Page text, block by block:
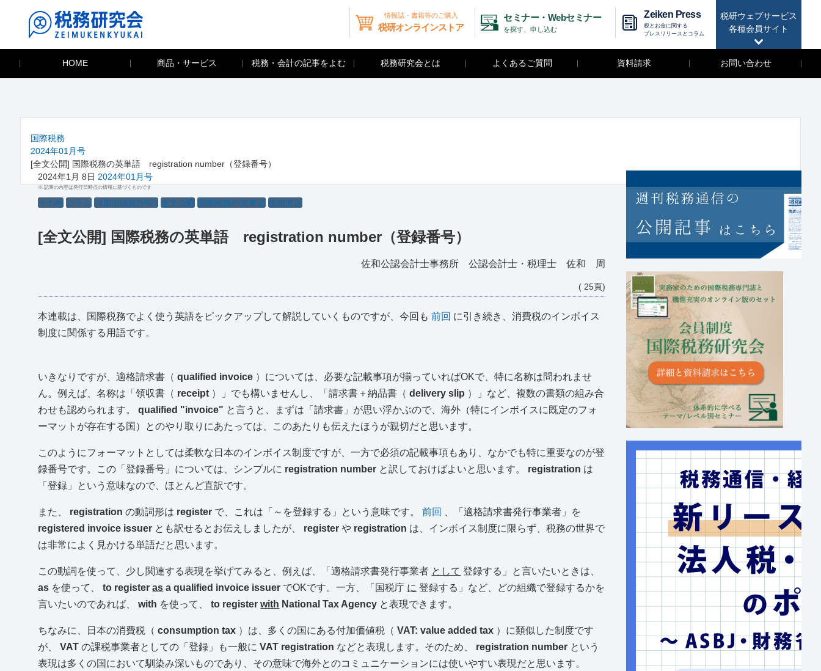
税研ウェブサービス
各種会員サイト
情報誌・書籍等のご購入
税研オンラインストア
セミナー・Webセミナー
を探す、申し込む
Zeiken Press
税とお金に関する
プレスリリースとコラム
HOME 商品・サービス 税務・会計の記事をよむ 税務研究会とは よくあるご質問 資料請求 お問い合わせ
国際税務
2024年01月号
[全文公開] 国際税務の英単語 registration number（登録番号）
2024年1月 8日 2024年01月号
※ 記事の内容は発行日時点の情報に基づくものです
その他 コラム 付加価値税(VAT) 全文公開 国際税務の英単語 税制改正
[全文公開] 国際税務の英単語 registration number（登録番号）
佐和公認会計士事務所 公認会計士・税理士 佐和 周
( 25頁)
本連載は、国際税務でよく使う英語をピックアップして解説していくものですが、今回も前回 に引き続き、消費税のインボイス
制度に関係する用語です。
いきなりですが、適格請求書（qualified invoice ）については、必要な記載事項が揃っていればOKで、特に名称は問われませ
ん。例えば、名称は「領収書（ receipt ）」でも構いませんし、「請求書＋納品書（delivery slip ）」など、複数の書類の組み合
わせも認められます。qualified "invoice" と言うと、まずは「請求書」が思い浮かぶので、海外（特にインボイスに既定のフォ
ーマットが存在する国）とのやり取りにあたっては、このあたりも伝えたほうが親切だと思います。
このようにフォーマットとしては柔軟な日本のインボイス制度ですが、一方で必須の記載事項もあり、なかでも特に重要なのが登
録番号です。この「登録番号」については、シンプルに registration number と訳しておけばよいと思います。 registration は
「登録」という意味なので、ほとんど直訳です。
また、 registration の動詞形は register で、これは「～を登録する」という意味です。前回
、「適格請求書発行事業者」を
registered invoice issuer とも訳せるとお伝えしましたが、 register や registration は、インボイス制度に限らず、税務の世界で
は非常によく見かける単語だと思います。
この動詞を使って、少し関連する表現を挙げてみると、例えば、「適格請求書発行事業者 として 登録する」と言いたいときは、
as を使って、to registeras a qualified invoice issuer でOKです。一方、「国税庁 に 登録する」など、どの組織で登録するかを
言いたいのであれば、with を使って、to registerwith National Tax Agency と表現できます。
ちなみに、日本の消費税（consumption tax ）は、多くの国にある付加価値税（VAT: value added tax ）に類似した制度です
が、VAT の課税事業者としての「登録」も一般にVAT registration などと表現します。そのため、 registration number という
表現は多くの国において馴染み深いものであり、その意味で海外とのコミュニケーションには使いやすい表現だと思います。